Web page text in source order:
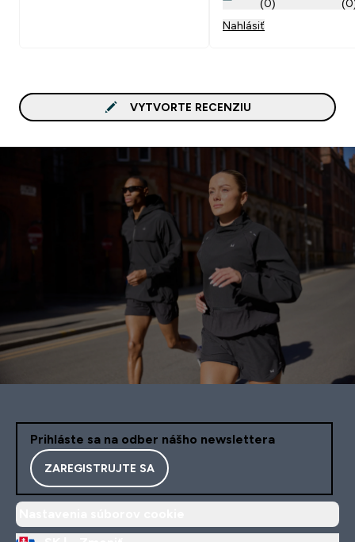
(0)
Nahlásiť
VYTVORTE RECENZIU
Prihláste sa na odber nášho newslettera
ZAREGISTRUJTE SA